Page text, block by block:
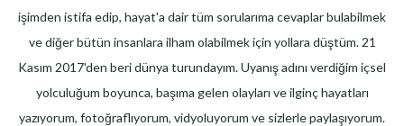
işimden istifa edip, hayat'a dair tüm sorularıma cevaplar bulabilmek
ve diğer bütün insanlara ilham olabilmek için yollara düştüm. 21
Kasım 2017'den beri dünya turundayım. Uyanış adını verdiğim içsel
yolculuğum boyunca, başıma gelen olayları ve ilginç hayatları
yazıyorum, fotoğraflıyorum, vidyoluyorum ve sizlerle paylaşıyorum.